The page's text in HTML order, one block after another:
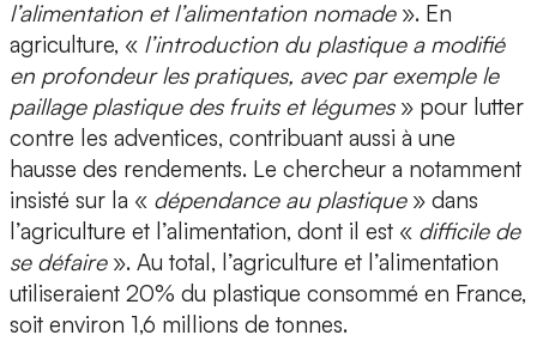
l’alimentation et l’alimentation nomade». En
agriculture, « l’introduction du plastique a modifié
en profondeur les pratiques, avec par exemple le
paillage plastiquedes fruits et légumes» pour lutter
contre les adventices, contribuant aussi à une
hausse des rendements. Le chercheur a notamment
insisté sur la « dépendance au plastique» dans
l’agriculture et l’alimentation, dont il est « difficile de
se défaire». Au total, l’agriculture et l’alimentation
utiliseraient 20% du plastique consommé en France,
soit environ 1,6 millions de tonnes.